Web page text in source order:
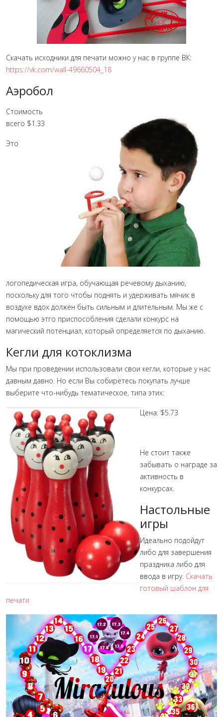
Скачать исходники для печати можно у нас в группе ВК:
https://vk.com/wall-49660504_18
Аэробол
Стоимость
всего $1.33
Это
логопедическая игра, обучающая речевому дыханию,
поскольку для того чтобы поднять и удерживать мячик в
воздухе вдох должен быть сильным и длительным. Мы же с
помощью этго приспособления сделали конкурс на
магический потенциал, который определяется по дыханию.
Кегли для котоклизма
Мы при проведении использовали свои кегли, которые у нас
давным давно. Но если Вы собирётесь покупать лучше
выберите что-нибудь тематическое, типа этих:
Цена: $5.73
Не стоит также
забывать о награде за
активность в
конкурсах.
Настольные
игры
Идеально подойдут
либо для завершения
праздника либо для
ввода в игру. Скачать
готовый шаблон для
печати